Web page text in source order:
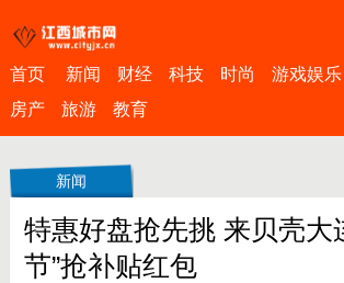
首页 新闻 财经 科技 时尚 游戏娱乐
房产
旅游 教育
新闻
特惠好盘抢先挑 来贝壳大
节”抢补贴红包